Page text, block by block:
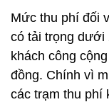
Mức thu phí đối
có tải trọng dưới
khách công
đồng. Chính vì
các trạm thu phí